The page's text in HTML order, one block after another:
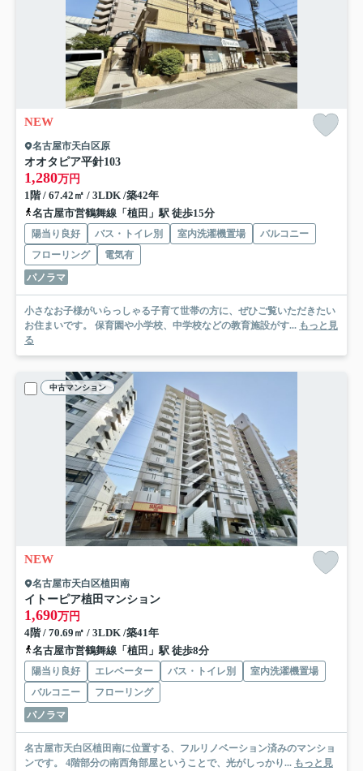
NEW
名古屋市天白区原
オオタピア平針103
1,280万円
1階 / 67.42㎡ / 3LDK /築42年
名古屋市営鶴舞線「植田」駅 徒歩15分
陽当り良好 バス・トイレ別 室内洗濯機置場
バルコニー
フローリング
電気有
パノラマ
小さなお子様がいらっしゃる子育て世帯の方に、ぜひご覧いただきたい
お住まいです。 保育園や小学校、中学校などの教育施設がす... もっと見
る
中古マンション
NEW
名古屋市天白区植田南
イトーピア植田マンション
1,690万円
4階 / 70.69㎡ / 3LDK /築41年
名古屋市営鶴舞線「植田」駅 徒歩8分
陽当り良好 エレベーター バス・トイレ別
室内洗濯機置場
バルコニー
フローリング
パノラマ
名古屋市天白区植田南に位置する、フルリノベーション済みのマンショ
ンです。 4階部分の南西角部屋ということで、光がしっかり... もっと見